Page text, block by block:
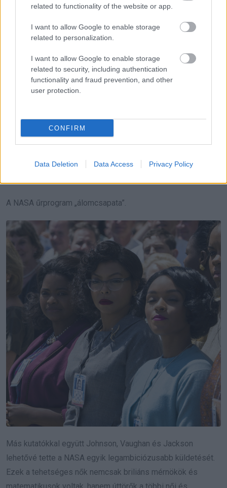
related to functionality of the website or app.
I want to allow Google to enable storage
related to personalization.
I want to allow Google to enable storage
related to security, including authentication
functionality and fraud prevention, and other
user protection.
CONFIRM
Data Deletion Data Access Privacy Policy
kitüntetést kapott, többek között az Apollo Group
Achievement Awardot és a Langley Research Center
A NASA űrprogram „álomcsapata”.
Más kutatókkal együtt Johnson, Vaughan és Jackson
lehetővé tette a NASA egyik legambiciózusabb küldetését.
Ezek a tehetséges nők nemcsak briliáns mérnökök és